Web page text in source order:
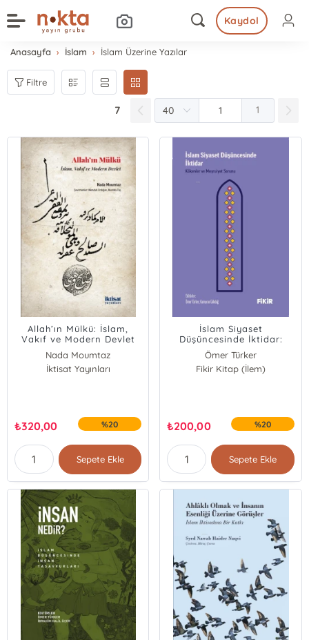
Kaydol
Anasayfa İslam İslam Üzerine Yazılar
Filtre
7 1
Allah’ın Mülkü: İslam,
Vakıf ve Modern Devlet
Nada Moumtaz
İktisat Yayınları
₺320,00 %20
Sepete Ekle
İslam Siyaset
Düşüncesinde İktidar:
Kökenler ve Meşruiyet
Sorunu
Ömer Türker
Fikir Kitap (İlem)
₺200,00 %20
Sepete Ekle